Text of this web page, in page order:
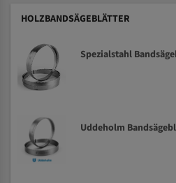
HOLZBANDSÄGEBLÄTTER
Spezialstahl
Uddeholm